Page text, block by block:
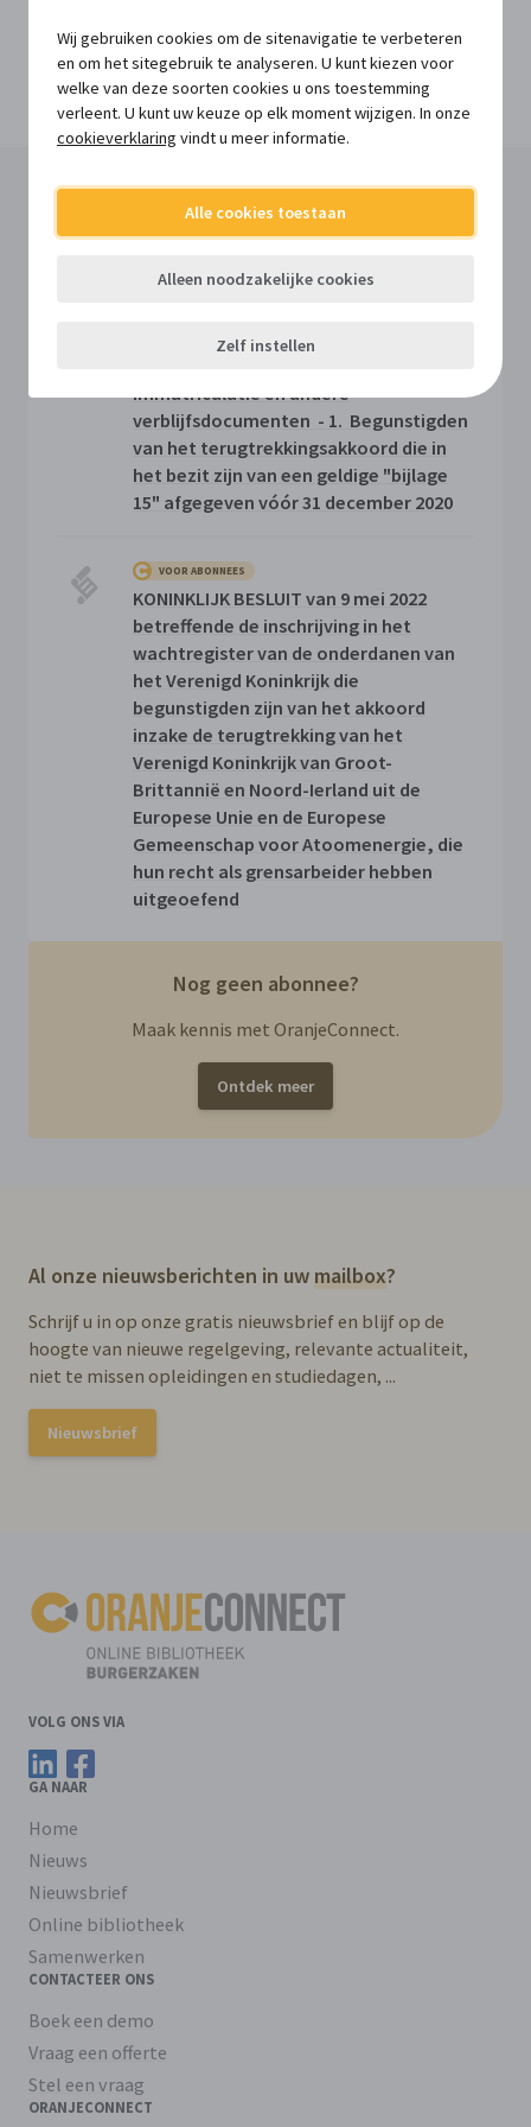
Wij gebruiken cookies om de sitenavigatie te verbeteren
en om het sitegebruik te analyseren. U kunt kiezen voor
welke van deze soorten cookies u ons toestemming
verleent. U kunt uw keuze op elk moment wijzigen. In onze
cookieverklaring vindt u meer informatie.
Alle cookies toestaan
Alleen noodzakelijke cookies
Zelf instellen
Deel deze update via LinkedIn
Deel deze update via Facebook
Deel deze update via Twitter
Kopieer de permalink van deze update
Deel deze update via e-mail
Lees meer in OranjeConnect
Vreemdelingen -
immatriculatie en andere
verblijfsdocumenten - 1. Begunstigden
van het terugtrekkingsakkoord die in
het bezit zijn van een geldige "bijlage
15" afgegeven vóór 31 december 2020
VOOR ABONNEES
KONINKLIJK BESLUIT van 9 mei 2022
betreffende de inschrijving in het
wachtregister van de onderdanen van
het Verenigd Koninkrijk die
begunstigden zijn van het akkoord
inzake de terugtrekking van het
Verenigd Koninkrijk van Groot-
Brittannië en Noord-Ierland uit de
Europese Unie en de Europese
Gemeenschap voor Atoomenergie, die
hun recht als grensarbeider hebben
uitgeoefend
Nog geen abonnee?
Maak kennis met OranjeConnect.
Ontdek meer
Al onze nieuwsberichten in uw mailbox?
Schrijf u in op onze gratis nieuwsbrief en blijf op de
hoogte van nieuwe regelgeving, relevante actualiteit,
niet te missen opleidingen en studiedagen, ...
Nieuwsbrief
VOLG ONS VIA
Volg ons op LinkedIn
Volg ons op Facebook
GA NAAR
Home
Nieuws
Nieuwsbrief
Online bibliotheek
Samenwerken
CONTACTEER ONS
Boek een demo
Vraag een offerte
Stel een vraag
ORANJECONNECT